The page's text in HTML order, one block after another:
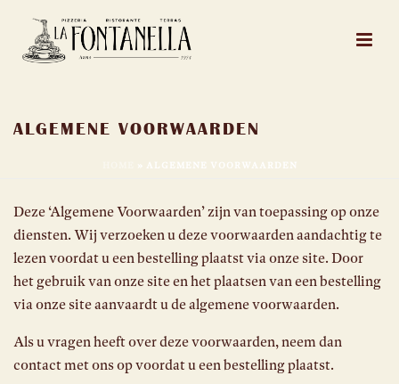
ALGEMENE VOORWAARDEN
» ALGEMENE VOORWAARDEN
Deze ‘Algemene Voorwaarden’ zijn van toepassing op onze
diensten. Wij verzoeken u deze voorwaarden aandachtig te
lezen voordat u een bestelling plaatst via onze site. Door
het gebruik van onze site en het plaatsen van een bestelling
via onze site aanvaardt u de algemene voorwaarden.
Als u vragen heeft over deze voorwaarden, neem dan
contact met ons op voordat u een bestelling plaatst.